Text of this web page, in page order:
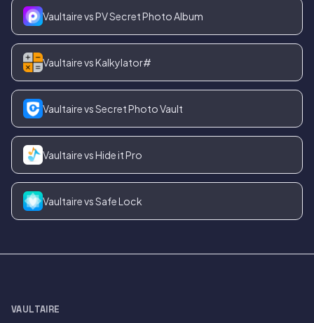
Vaultaire vs PV Secret Photo Album
Vaultaire vs Kalkylator#
Vaultaire vs Secret Photo Vault
Vaultaire vs Hide it Pro
Vaultaire vs Safe Lock
VAULTAIRE